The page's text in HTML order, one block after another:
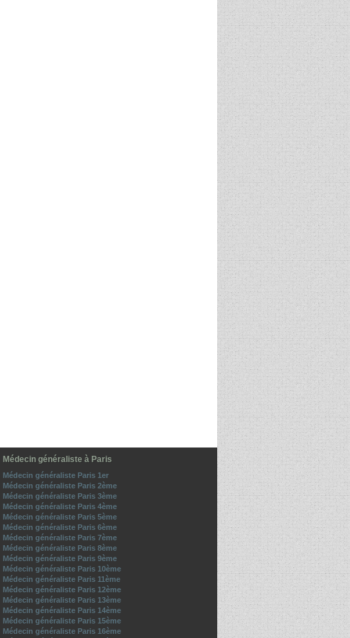
Médecin généraliste à Paris
Médecin généraliste Paris 1er
Médecin généraliste Paris 2ème
Médecin généraliste Paris 3ème
Médecin généraliste Paris 4ème
Médecin généraliste Paris 5ème
Médecin généraliste Paris 6ème
Médecin généraliste Paris 7ème
Médecin généraliste Paris 8ème
Médecin généraliste Paris 9ème
Médecin généraliste Paris 10ème
Médecin généraliste Paris 11ème
Médecin généraliste Paris 12ème
Médecin généraliste Paris 13ème
Médecin généraliste Paris 14ème
Médecin généraliste Paris 15ème
Médecin généraliste Paris 16ème